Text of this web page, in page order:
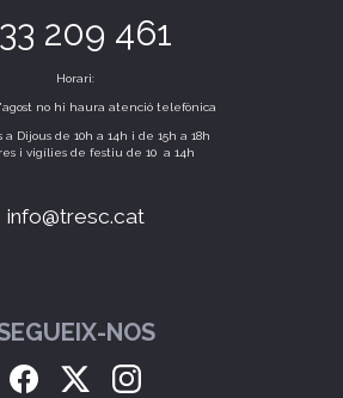
209 461
Horari:
no hi haura atenció telefònica
a Dijous de 10h a 14h i de 15h a 18h
i vigílies de festiu de 10 a 14h
info@tresc.cat
NOS